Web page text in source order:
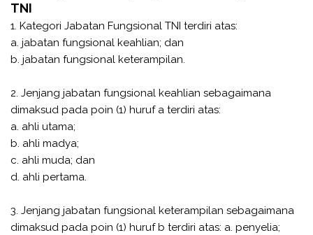
TNI
1. Kategori Jabatan Fungsional TNI terdiri atas:
a. jabatan fungsional keahlian; dan
b. jabatan fungsional keterampilan.
2. Jenjang jabatan fungsional keahlian sebagaimana
dimaksud pada poin (1) huruf a terdiri atas:
a. ahli utama;
b. ahli madya;
c. ahli muda; dan
d. ahli pertama.
3. Jenjang jabatan fungsional keterampilan sebagaimana
dimaksud pada poin (1) huruf b terdiri atas: a. penyelia;